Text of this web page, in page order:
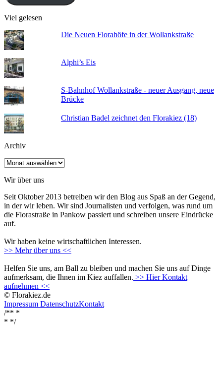
Viel gelesen
Die Neuen Florahöfe in der Wollankstraße
Alphi’s Eis
S-Bahnhof Wollankstraße - neuer Ausgang, neue
Brücke
Christian Badel zeichnet den Florakiez (18)
Archiv
Archiv
Wir über uns
Seit Oktober 2013 betreiben wir den Blog aus Spaß an der Gegend,
in der wir leben. Wir sind Journalisten und verfolgen, was rund um
die Florastraße in Pankow passiert und schreiben unsere Eindrücke
auf.
Wir haben keine wirtschaftlichen Interessen.
>> Mehr über uns <<
Helfen Sie uns, am Ball zu bleiben und machen Sie uns auf Dinge
aufmerksam, die Ihnen im Kiez auffallen. >> Hier Kontakt
aufnehmen <<
© Florakiez.de
Impressum DatenschutzKontakt
/** *
* */